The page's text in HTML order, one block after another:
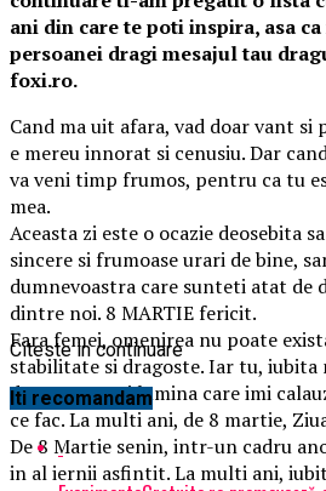
ani din care te poti inspira, asa
persoanei dragi mesajul tau
foxi.ro.
Cand ma uit afara, vad doar vant si
e mereu innorat si cenusiu. Dar
va veni timp frumos, pentru ca tu
mea.
Aceasta zi este o ocazie deosebita
sincere si frumoase urari de bine,
dumnevoastra care sunteti atat de
dintre noi. 8 MARTIE fericit.
Fara femei, omenirea nu poate
stabilitate si dragoste. Iar tu, iubita
decat atat. Esi lumina care imi
ce fac. La multi ani, de 8 martie,
De 8 Martie senin, intr-un cadru
in al iernii asfintit. La multi ani,
Citeste in continuare
Iti recomandam